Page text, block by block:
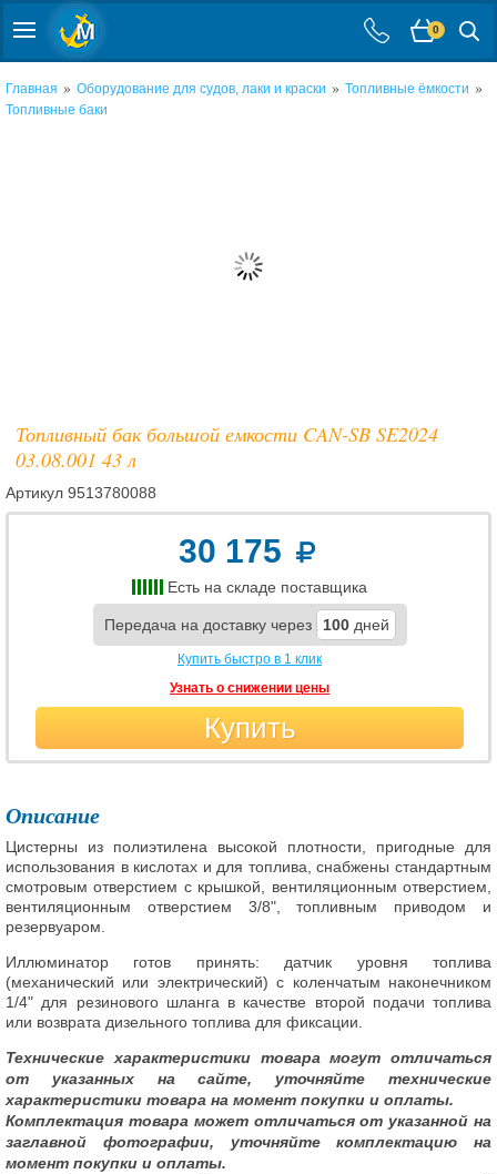
0
Главная » Оборудование для судов, лаки и краски » Топливные ёмкости »
Топливные баки
Топливный бак большой емкости CAN-SB SE2024
03.08.001 43 л
Артикул 9513780088
30 175
Есть на складе поставщика
Передача на доставку через 100 дней
Купить быстро в 1 клик
Узнать о снижении цены
Купить
Описание
Цистерны из полиэтилена высокой плотности, пригодные для
использования в кислотах и для топлива, снабжены стандартным
смотровым отверстием с крышкой, вентиляционным отверстием,
вентиляционным отверстием 3/8", топливным приводом и
резервуаром.
Иллюминатор готов принять: датчик уровня топлива
(механический или электрический) с коленчатым наконечником
1/4" для резинового шланга в качестве второй подачи топлива
или возврата дизельного топлива для фиксации.
Технические характеристики товара могут отличаться
от указанных на сайте, уточняйте технические
характеристики товара на момент покупки и оплаты.
Комплектация товара может отличаться от указанной на
заглавной фотографии, уточняйте комплектацию на
момент покупки и оплаты.